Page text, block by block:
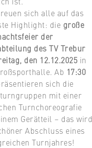
sich alle auf das
Highlight: die große
der
des TV Trebur
den 12.12.2025 in
Ab 17:30
sich die
mit einer
Turnchoreografie
Gerätteil – das wird
Abschluss eines
Turnjahres!